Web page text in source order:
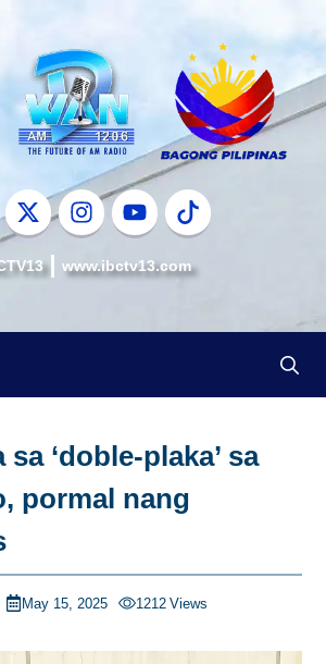
www.ibctv13.com
‘doble-plaka’ sa
pormal nang
May 15, 2025 1212 Views